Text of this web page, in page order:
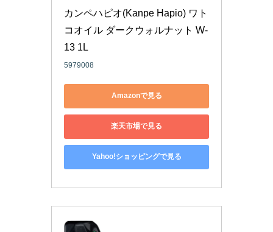
カンペハピオ(Kanpe Hapio) ワト
コオイル ダークウォルナット W-
13 1L
5979008
Amazonで見る
楽天市場で見る
Yahoo!ショッピングで見る